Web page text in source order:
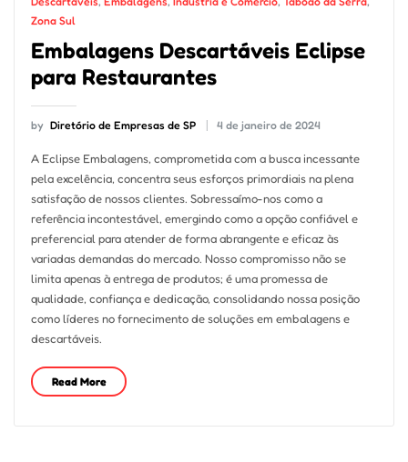
Zona Sul
Embalagens Descartáveis Eclipse
para Restaurantes
by Diretório de Empresas de SP 4 de janeiro de 2024
A Eclipse Embalagens, comprometida com a busca incessante
pela excelência, concentra seus esforços primordiais na plena
satisfação de nossos clientes. Sobressaímo-nos como a
referência incontestável, emergindo como a opção confiável e
preferencial para atender de forma abrangente e eficaz às
variadas demandas do mercado. Nosso compromisso não se
limita apenas à entrega de produtos; é uma promessa de
qualidade, confiança e dedicação, consolidando nossa posição
como líderes no fornecimento de soluções em embalagens e
descartáveis.
Read More